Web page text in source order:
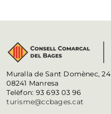
Muralla de Sant Domènec, 24
08241 Manresa
Telèfon: 93 693 03 96
turisme@ccbages.cat